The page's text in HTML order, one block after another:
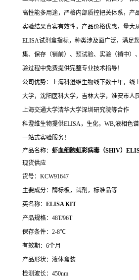
高性能多用途，严格内部质控把关体系，产
实验结果真实有效性，产品价格优惠，量大
ELISA试剂盒指标，种类涉及面广泛，满足
集、保存（销前）、预试验、实验（销中）
验过程中免费提供完整专业技术指导！
公司优势：上海科澄维生物线下数十年，线
大学，沈阳医科大学，吉林大学，淮安市人
上海交通大学清华大学深圳研究院等合作
科澄维生物提供ELISA，生化，WB,液相色
一站式实验服务！
产品名称： 虾血细胞虹彩病毒（SHIV）
现货供应
货号：KCW91647
主要成分：酶标板，试剂，标准品等
英名称： ELISA KIT
产品规格：48T/96T
保存条件：2-8℃
有效期：6个月
产品形状：液体盒装
检测波长：450nm